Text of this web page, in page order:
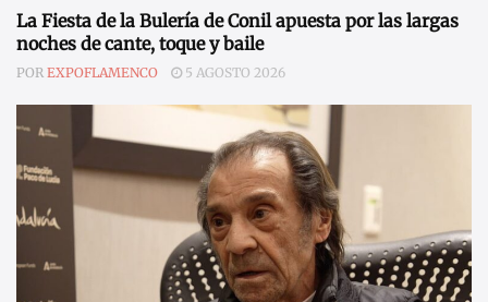
La Fiesta de la Bulería de Conil apuesta por las largas
noches de cante, toque y baile
POR EXPOFLAMENCO 5 AGOSTO 2026